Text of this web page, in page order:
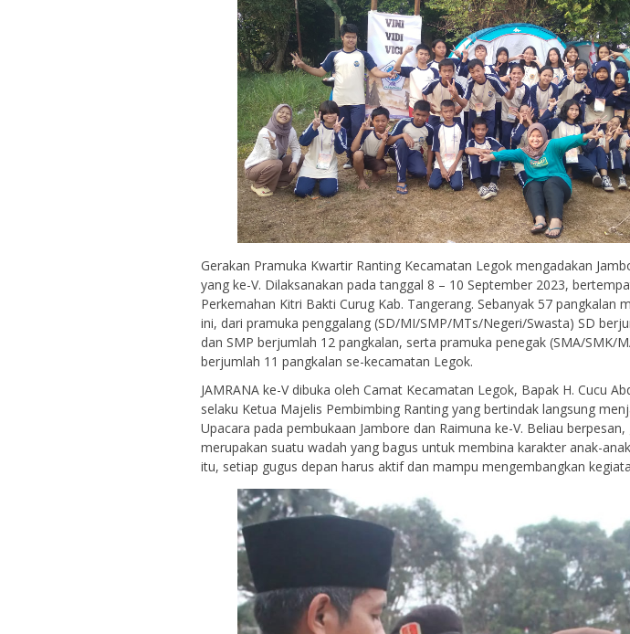
Gerakan Pramuka Kwartir Ranting Kecamatan Legok mengadakan
yang ke-V. Dilaksanakan pada tanggal 8 – 10 September 2023,
Perkemahan Kitri Bakti Curug Kab. Tangerang. Sebanyak 57 pangkalan
ini, dari pramuka penggalang (SD/MI/SMP/MTs/Negeri/Swasta) SD
dan SMP berjumlah 12 pangkalan, serta pramuka penegak (SMA/SMK/
berjumlah 11 pangkalan se-kecamatan Legok.
JAMRANA ke-V dibuka oleh Camat Kecamatan Legok, Bapak H. Cucu
selaku Ketua Majelis Pembimbing Ranting yang bertindak langsung
Upacara pada pembukaan Jambore dan Raimuna ke-V. Beliau
merupakan suatu wadah yang bagus untuk membina karakter anak-
itu, setiap gugus depan harus aktif dan mampu mengembangkan